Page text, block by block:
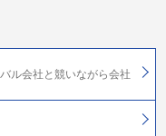
ル会社と競いながら会社